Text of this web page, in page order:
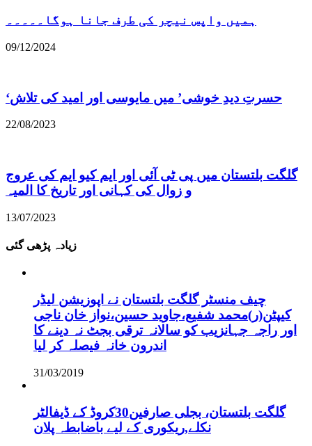
ہمیں واپس نیچر کی طرف جانا ہوگا۔۔۔۔۔
09/12/2024
22/08/2023
گلگت بلتستان میں پی ٹی آئی اور ایم کیو ایم کی عروج
و زوال کی کہانی اور تاریخ کا المیہ
13/07/2023
زیادہ پڑھی گئی
چیف منسٹر گلگت بلتستان نے اپوزیشن لیڈر
کیپٹن(ر)محمد شفیع،جاوید حسین،نواز خان ناجی
اور راجہ جہانزیب کو سالانہ ترقی بجٹ نہ دینے کا
اندرون خانہ فیصلہ کر لیا
31/03/2019
گلگت بلتستان، بجلی صارفین30کروڈ کے ڈیفالٹر
نکلے,ریکوری کے لیے باضابطہ پلان